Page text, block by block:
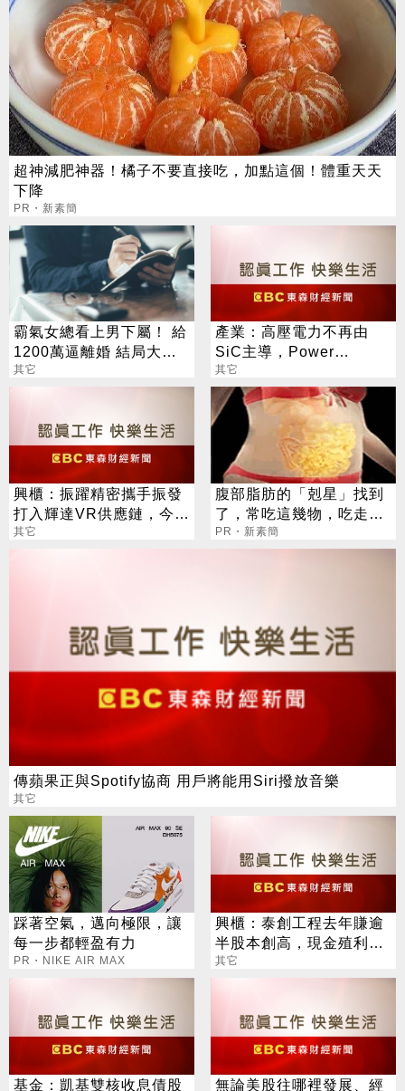
超神減肥神器！橘子不要直接吃，加點這個！體重天天
下降
PR・新素簡
霸氣女總看上男下屬！ 給
1200萬逼離婚 結局大逆
轉
其它
產業：高壓電力不再由
SiC主導，Power
Integrations推出全球首
創2200V GaN技術
其它
興櫃：振躍精密攜手振發
打入輝達VR供應鏈，今年
伺服器滑軌業務拚倍增
其它
腹部脂肪的「剋星」找到
了，常吃這幾物，吃走大
肚囊，瘦出小蠻腰
PR・新素簡
傳蘋果正與Spotify協商 用戶將能用Siri撥放音樂
其它
踩著空氣，邁向極限，讓
每一步都輕盈有力
PR・NIKE AIR MAX
興櫃：泰創工程去年賺逾
半股本創高，現金殖利率
逾5％，估今年業績再攀
其它
基金：凱基雙核收息債股 無論美股往哪裡發展、經